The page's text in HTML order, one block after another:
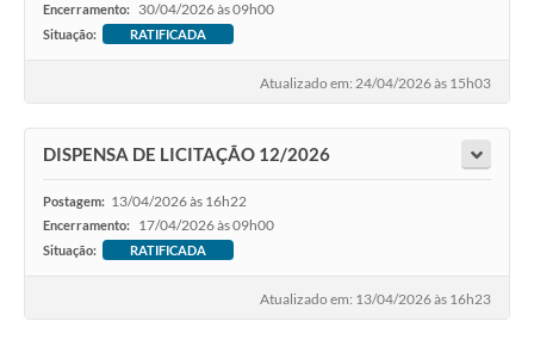
Encerramento: 30/04/2026 às 09h00
Situação: RATIFICADA
Atualizado em: 24/04/2026 às 15h03
DISPENSA DE LICITAÇÃO 12/2026
Postagem: 13/04/2026 às 16h22
Encerramento: 17/04/2026 às 09h00
Situação: RATIFICADA
Atualizado em: 13/04/2026 às 16h23